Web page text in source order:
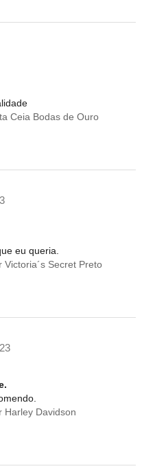
Ceia Bodas de Ouro
eu queria.
Victoria´s Secret Preto
Harley Davidson